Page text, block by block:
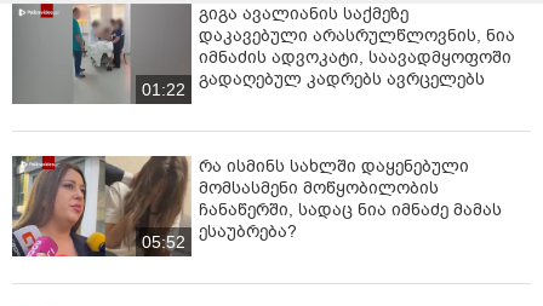
01:22
გიგა ავალიანის საქმეზე
დაკავებული არასრულწლოვნის, ნია
იმნაძის ადვოკატი, საავადმყოფოში
გადაღებულ კადრებს ავრცელებს
05:52
რა ისმინს სახლში დაყენებული
მომსასმენი მოწყობილობის
ჩანაწერში, სადაც ნია იმნაძე მამას
ესაუბრება?